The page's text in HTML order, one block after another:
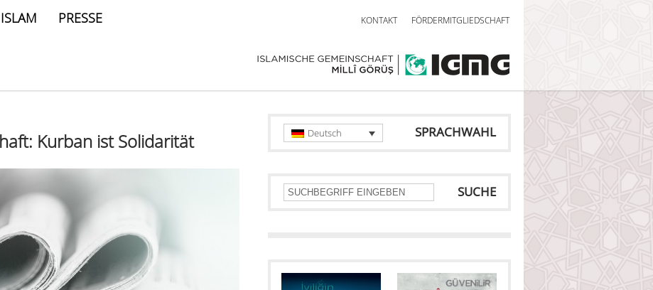
ISLAM PRESSE KONTAKT FÖRDERMITGLIEDSCHAFT
Kurban ist Solidarität SPRACHWAHL
Deutsch
SUCHE